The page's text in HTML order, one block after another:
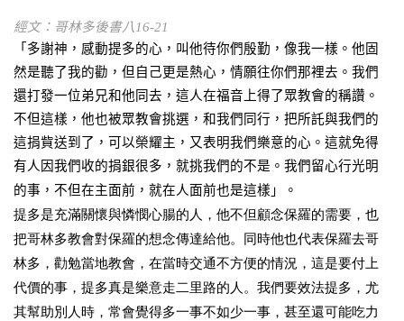
經文：哥林多後書八 16-21
「多謝神，感動提多的心，叫他待你們殷勤，像我一樣。他固
然是聽了我的勸，但自己更是熱心，情願往你們那裡去。我們
還打發一位弟兄和他同去，這人在福音上得了眾教會的稱讚。
不但這樣，他也被眾教會挑選，和我們同行，把所託與我們的
這捐貲送到了，可以榮耀主，又表明我們樂意的心。這就免得
有人因我們收的捐銀很多，就挑我們的不是。我們留心行光明
的事，不但在主面前，就在人面前也是這樣 」。
提多是充滿關懷與憐憫心腸的人，他不但顧念保羅的需要，也
把哥林多教會對保羅的想念傳達給他。同時他也代表保羅去哥
林多，勸勉當地教會，在當時交通不方便的情況，這是要付上
代價的事，提多真是樂意走二里路的人。我們要效法提多，尤
其幫助別人時，常會覺得多一事不如少一事，甚至還可能吃力